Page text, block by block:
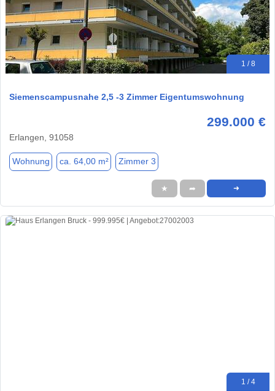
1 / 8
Siemenscampusnahe 2,5 -3 Zimmer Eigentumswohnung
299.000 €
Erlangen, 91058
Wohnung ca. 64,00 m² Zimmer 3
★ ➦ ➜
1 / 4